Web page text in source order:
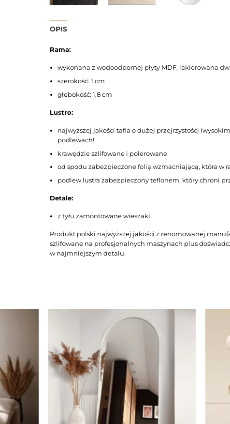
OPIS
Rama:
wykonana z wodoodpornej płyty MDF, lakierowana
szerokość: 1 cm
głębokość: 1,8 cm
Lustro:
najwyższej jakości tafla o dużej przejrzystości
podlewach!
krawędzie szlifowane i polerowane
od spodu zabezpieczone folią wzmacniającą, która w
podlew lustra zabezpieczony teflonem, który chroni
Detale:
z tyłu zamontowane wieszaki
Produkt polski najwyższej jakości z renomowanej
szlifowane na profesjonalnych maszynach plus
w najmniejszym detalu.